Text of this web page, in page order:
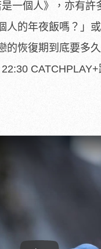
一個人》，亦有許
人的年夜飯嗎？ 」
的恢復期到底要多
CATCHPLAY+